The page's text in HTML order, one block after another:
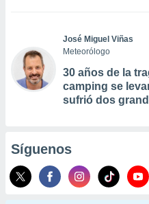
José Miguel Viñas
Meteorólogo
30 años de la
camping se
sufrió dos
Síguenos